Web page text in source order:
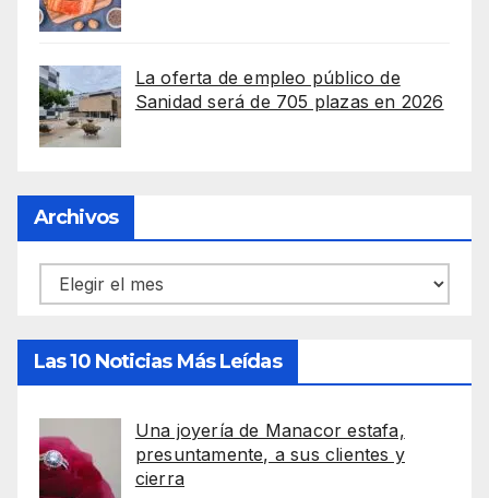
La oferta de empleo público de
Sanidad será de 705 plazas en 2026
Archivos
Archivos
Las 10 Noticias Más Leídas
Una joyería de Manacor estafa,
presuntamente, a sus clientes y
cierra